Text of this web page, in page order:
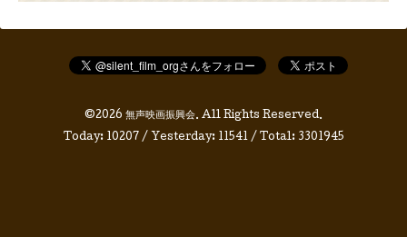
©2026 無声映画振興会. All Rights Reserved.
Today: 10207 / Yesterday: 11541/ Total: 3301945